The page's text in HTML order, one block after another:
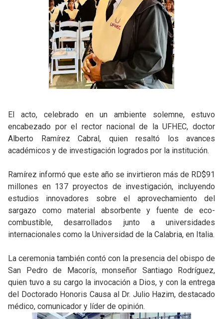
El acto, celebrado en un ambiente solemne, estuvo
encabezado por el rector nacional de la UFHEC, doctor
Alberto Ramírez Cabral, quien resaltó los avances
académicos y de investigación logrados por la institución.
Ramírez informó que este año se invirtieron más de RD$91
millones en 137 proyectos de investigación, incluyendo
estudios innovadores sobre el aprovechamiento del
sargazo como material absorbente y fuente de eco-
combustible, desarrollados junto a universidades
internacionales como la Universidad de la Calabria, en Italia.
La ceremonia también contó con la presencia del obispo de
San Pedro de Macorís, monseñor Santiago Rodríguez,
quien tuvo a su cargo la invocación a Dios, y con la entrega
del Doctorado Honoris Causa al Dr. Julio Hazim, destacado
médico, comunicador y líder de opinión.